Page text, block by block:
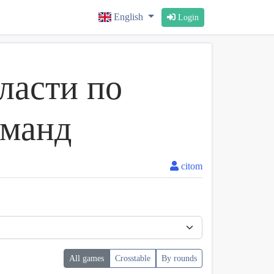
English Login
по
citom
All games Crosstable By rounds